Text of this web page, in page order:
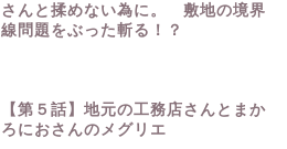
さんと揉めない為に。 敷地の境界
線問題をぶった斬る！？
【第５話】地元の工務店さんとまか
ろにおさんのメグリエ